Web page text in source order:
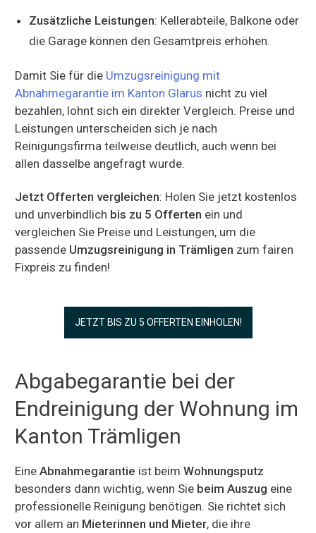
Zusätzliche Leistungen: Kellerabteile, Balkone oder
die Garage können den Gesamtpreis erhöhen.
Damit Sie für die Umzugsreinigung mit
Abnahmegarantie im Kanton Glarus nicht zu viel
bezahlen, lohnt sich ein direkter Vergleich. Preise und
Leistungen unterscheiden sich je nach
Reinigungsfirma teilweise deutlich, auch wenn bei
allen dasselbe angefragt wurde.
Jetzt Offerten vergleichen: Holen Sie jetzt kostenlos
und unverbindlich bis zu 5 Offerten ein und
vergleichen Sie Preise und Leistungen, um die
passende Umzugsreinigung in Trämligen zum fairen
Fixpreis zu finden!
JETZT BIS ZU 5 OFFERTEN EINHOLEN!
Abgabegarantie bei der
Endreinigung der Wohnung im
Kanton Trämligen
Eine Abnahmegarantie ist beim Wohnungsputz
besonders dann wichtig, wenn Sie beim Auszug eine
professionelle Reinigung benötigen. Sie richtet sich
vor allem an Mieterinnen und Mieter, die ihre